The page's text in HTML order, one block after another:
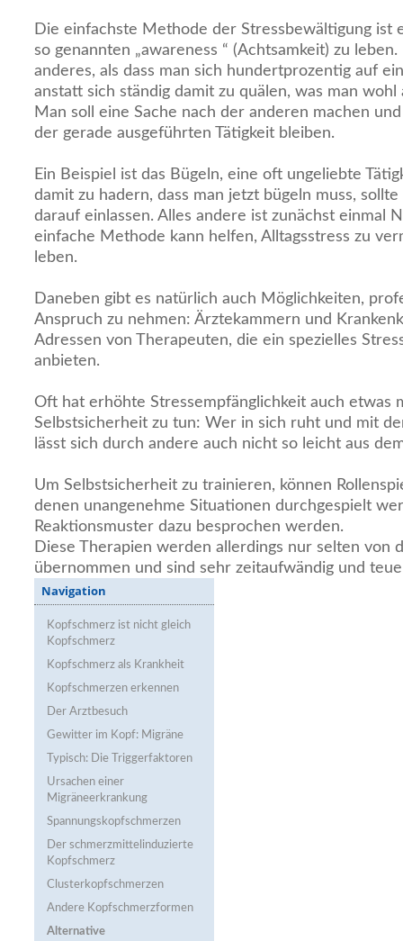
Die einfachste Methode der Stressbewältigung ist
so genannten „awareness “ (Achtsamkeit) zu
anderes, als dass man sich hundertprozentig auf
anstatt sich ständig damit zu quälen, was man wohl
Man soll eine Sache nach der anderen machen
der gerade ausgeführten Tätigkeit bleiben.
Ein Beispiel ist das Bügeln, eine oft ungeliebte
damit zu hadern, dass man jetzt bügeln muss,
darauf einlassen. Alles andere ist zunächst einmal
einfache Methode kann helfen, Alltagsstress zu
leben.
Daneben gibt es natürlich auch Möglichkeiten,
Anspruch zu nehmen: Ärztekammern und
Adressen von Therapeuten, die ein spezielles
anbieten.
Oft hat erhöhte Stressempfänglichkeit auch etwas
Selbstsicherheit zu tun: Wer in sich ruht und mit
lässt sich durch andere auch nicht so leicht aus
Um Selbstsicherheit zu trainieren, können
denen unangenehme Situationen durchgespielt
Reaktionsmuster dazu besprochen werden.
Diese Therapien werden allerdings nur selten von
übernommen und sind sehr zeitaufwändig und
Navigation
Kopfschmerz ist nicht gleich
Kopfschmerz
Kopfschmerz als Krankheit
Kopfschmerzen erkennen
Der Arztbesuch
Gewitter im Kopf: Migräne
Typisch: Die Triggerfaktoren
Ursachen einer
Migräneerkrankung
Spannungskopfschmerzen
Der schmerzmittel­induzierte
Kopfschmerz
Clusterkopfschmerzen
Andere Kopfschmerzformen
Alternative